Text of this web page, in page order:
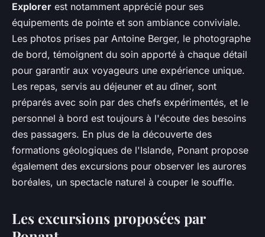
Explorer est notamment apprécié pour ses
équipements de pointe et son ambiance conviviale.
Les photos prises par Antoine Berger, le photographe
de bord, témoignent du soin apporté à chaque détail
pour garantir aux voyageurs une expérience unique.
Les repas, servis au déjeuner et au dîner, sont
préparés avec soin par des chefs expérimentés, et le
personnel à bord est toujours à l'écoute des besoins
des passagers. En plus de la découverte des
formations géologiques de l'Islande, Ponant propose
également des excursions pour observer les aurores
boréales, un spectacle naturel à couper le souffle.
Les excursions proposées par